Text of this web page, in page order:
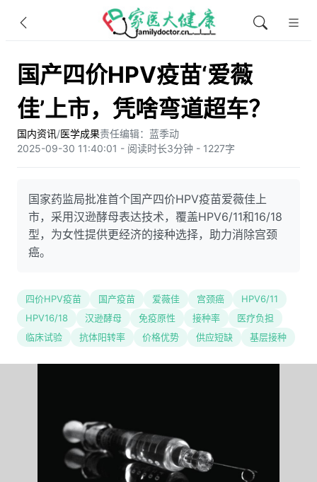
国产四价HPV疫苗‘爱薇
佳’上市，凭啥弯道超车？
国内资讯/医学成果责任编辑：蓝季动
2025-09-30 11:40:01 - 阅读时长3分钟 - 1227字
国家药监局批准首个国产四价HPV疫苗爱薇佳上
市，采用汉逊酵母表达技术，覆盖HPV6/11和16/18
型，为女性提供更经济的接种选择，助力消除宫颈
癌。
四价HPV疫苗 国产疫苗 爱薇佳 宫颈癌
HPV6/11
HPV16/18
汉逊酵母 免疫原性 接种率
医疗负担
临床试验
抗体阳转率 价格优势 供应短缺 基层接种